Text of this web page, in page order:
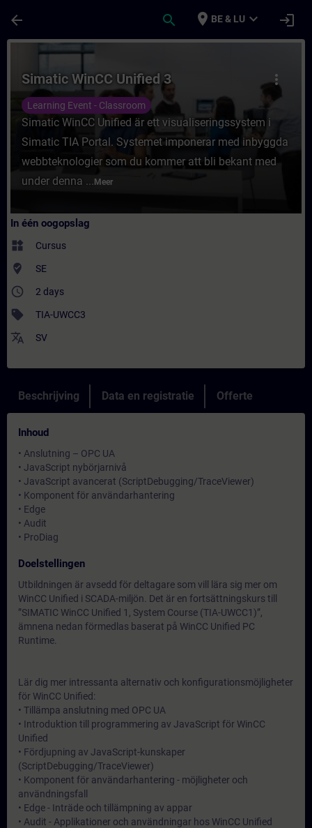
arrow_back search place BE & LU expand_more login
Cursus - Simatic WinCC Unified 3 -
more_vert
Simatic WinCC Unified 3
Learning Event - Classroom
Simatic WinCC Unified är ett visualiseringssystem i
Simatic TIA Portal. Systemet imponerar med inbyggda
webbteknologier som du kommer att bli bekant med
under denna ... Meer
In één oogopslag
widgets Cursus
where_to_vote SE
access_time 2 days
sell TIA-UWCC3
translate SV
Beschrijving Data en registratie Offerte
Inhoud
• Anslutning – OPC UA
• JavaScript nybörjarnivå
• JavaScript avancerat (ScriptDebugging/TraceViewer)
• Komponent för användarhantering
• Edge
• Audit
• ProDiag
Doelstellingen
Utbildningen är avsedd för deltagare som vill lära sig mer om
WinCC Unified i SCADA-miljön. Det är en fortsättningskurs till
”SIMATIC WinCC Unified 1, System Course (TIA-UWCC1)”,
ämnena nedan förmedlas baserat på WinCC Unified PC
Runtime.
Lär dig mer intressanta alternativ och konfigurationsmöjligheter
för WinCC Unified:
• Tillämpa anslutning med OPC UA
• Introduktion till programmering av JavaScript för WinCC
Unified
• Fördjupning av JavaScript-kunskaper
(ScriptDebugging/TraceViewer)
• Komponent för användarhantering - möjligheter och
användningsfall
• Edge - Inträde och tillämpning av appar
• Audit - Applikationer och användningar hos WinCC Unified